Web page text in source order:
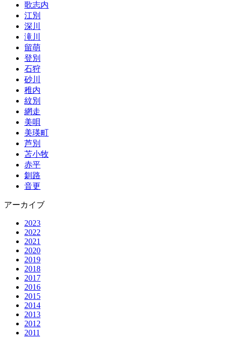
歌志内
江別
深川
滝川
留萌
登別
石狩
砂川
稚内
紋別
網走
美唄
美瑛町
芦別
苫小牧
赤平
釧路
音更
アーカイブ
2023
2022
2021
2020
2019
2018
2017
2016
2015
2014
2013
2012
2011